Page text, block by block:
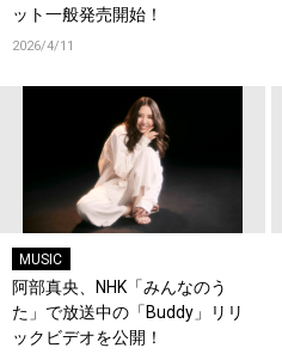
ット一般発売開始！
2026/4/11
MUSIC
阿部真央、NHK「みんなのう
た」で放送中の「Buddy」リリ
ックビデオを公開！